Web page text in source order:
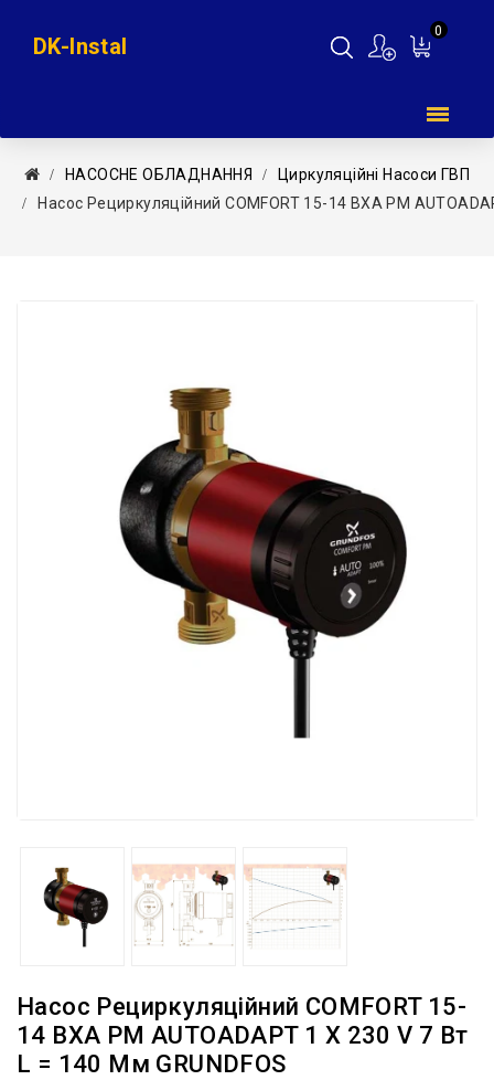
0
DK-Instal
НAСОСНЕ ОБЛАДНАННЯ
Циркуляційні Насоси ГВП
Насос Рециркуляційний COMFORT 15-14 BXA PM
Насос Рециркуляційний COMFORT 15-
14 BXA PM AUTOADAPT 1 Х 230 V 7 Вт
L = 140 Мм GRUNDFOS